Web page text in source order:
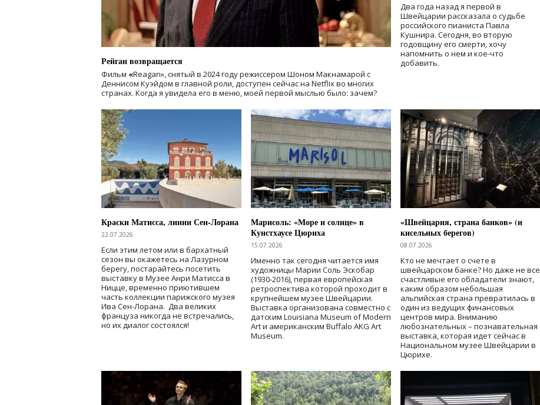
Рейган возвращается
Фильм «Reagan», снятый в 2024 годурежиссером Шоном Макнамарой с
Деннисом Куэйдом в главной роли, доступен сейчас на Netflix во многих
странах. Когда я увидела его в меню, моей первой мыслью было: зачем?
Два года назад я первой в
Швейцарии рассказала о судьбе
российского пианиста Павла
Кушнира. Сегодня, во вторую
годовщину его смерти, хочу
напомнить о нем и кое-что
добавить.
Краски Матисса, линии Сен-Лорана
22.07.2026
Если этим летом или в бархатный
сезон вы окажетесь на Лазурном
берегу, постарайтесь посетить
выставку в Музее Анри Матисса в
Ницце, временно приютившем
часть коллекции парижского музея
Ива Сен-Лорана. Два великих
француза никогда не встречались,
но их диалог состоялся!
Марисоль: «Море и солнце» в
Кунстхаусе Цюриха
15.07.2026
Именно так сегодня читается имя
художницы Марии Соль Эскобар
(1930-2016), первая европейская
ретроспектива которой проходит в
крупнейшем музее Швейцарии.
Выставка организована совместно с
датским Louisiana Museum of Modern
Art и американским Buffalo AKG Art
Museum.
«Швейцария, страна банков» (и
кисельных берегов)
08.07.2026
Кто не мечтает о счете в
швейцарском банке? Но даже не все
счастливые его обладатели знают,
каким образом небольшая
альпийская страна превратилась в
один из ведущих финансовых
центров мира. Вниманию
любознательных – познавательная
выставка, которая идет сейчас в
Национальном музее Швейцарии в
Цюрихе.